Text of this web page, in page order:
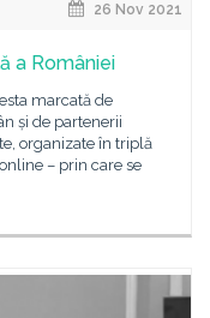
26 Nov 2021
a României
marcată de
și de partenerii
organizate în triplă
– prin care se